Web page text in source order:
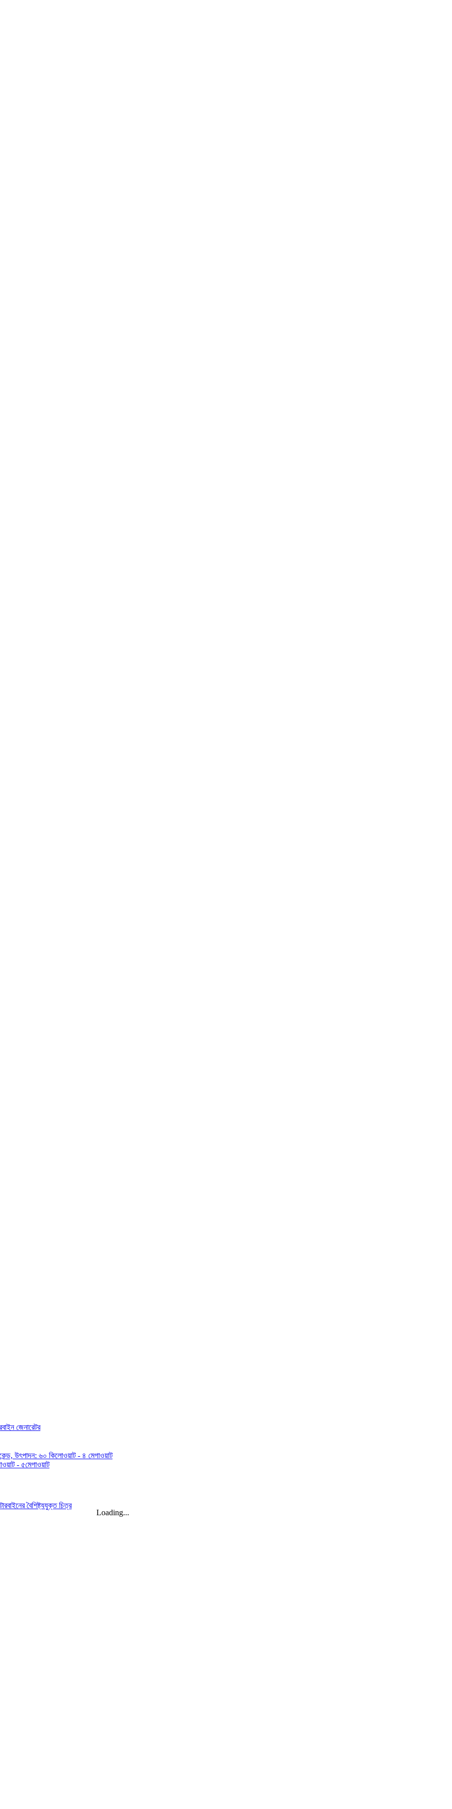
আয়ন ব্যাটারি...
ফিক্সড ব্লেড কা...
আয়ন ব্যাটারি...
ফিক্সড ব্লেড কা...
দাম ...
আয়ন ব্যাটারি...
Loading...